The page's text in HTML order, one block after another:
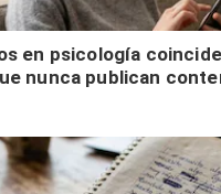
en psicología
nunca publican
no pretenden buscar